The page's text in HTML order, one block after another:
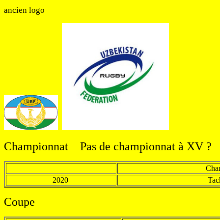
ancien logo
Championnat Pas de championnat à XV ?
2020
Coupe